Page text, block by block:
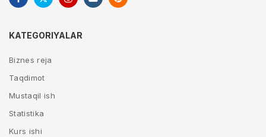
KATEGORIYALAR
Biznes reja
Taqdimot
Mustaqil ish
Statistika
Kurs ishi